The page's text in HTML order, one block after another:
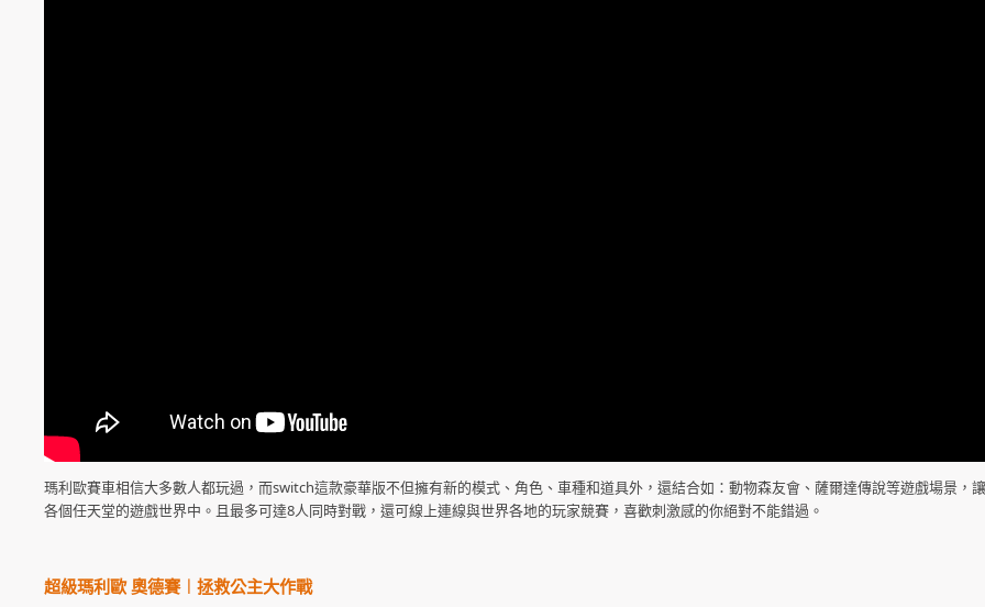
瑪利歐賽車相信大多數人都玩過，而switch這款豪華版不但擁有新的模式、角色、車種和道具外，還結合如：動物森友會、薩爾達傳說等遊戲場景，
各個任天堂的遊戲世界中。且最多可達8人同時對戰，還可線上連線與世界各地的玩家競賽，喜歡刺激感的你絕對不能錯過。
超級瑪利歐 奧德賽︱拯救公主大作戰